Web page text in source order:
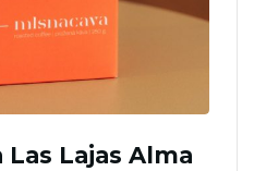
Lajas Alma